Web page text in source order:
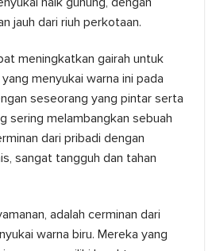
jauh dari riuh perkotaan.
meningkatkan gairah untuk
menyukai warna ini pada
seseorang yang pintar serta
sering melambangkan sebuah
dari pribadi dengan
sangat tangguh dan tahan
adalah cerminan dari
warna biru. Mereka yang